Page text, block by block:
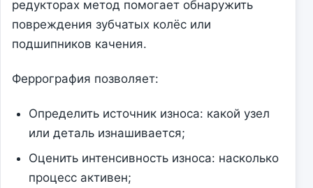
редукторах метод помогает обнаружить
повреждения зубчатых колёс или
подшипников качения.
Феррография позволяет:
Определить источник износа: какой узел
или деталь изнашивается;
Оценить интенсивность износа: насколько
процесс активен;